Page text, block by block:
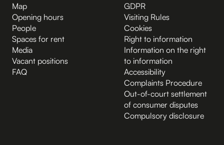
Map
Opening hours
People
Spaces for rent
Media
Vacant positions
FAQ
GDPR
Visiting Rules
Cookies
Right to information
Information on the right
to information
Accessibility
Complaints Procedure
Out-of-court settlement
of consumer disputes
Compulsory disclosure